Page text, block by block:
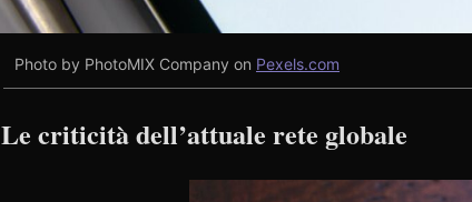
Photo by PhotoMIX Company on Pexels.com
Le criticità dell’attuale rete globale